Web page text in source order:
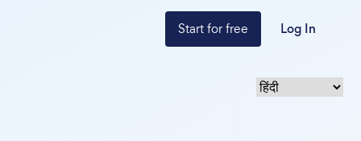
Start for free Log In